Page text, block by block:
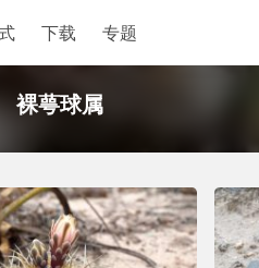
下载 专题
裸萼球属